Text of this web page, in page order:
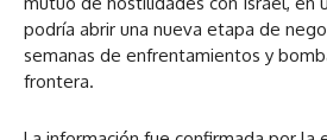
podría abrir una nueva etapa de
semanas de enfrentamientos y
frontera.